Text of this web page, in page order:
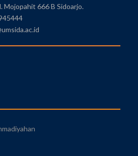
Mojopahit 666 B Sidoarjo.